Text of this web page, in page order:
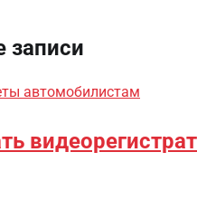
записи
автомобилистам